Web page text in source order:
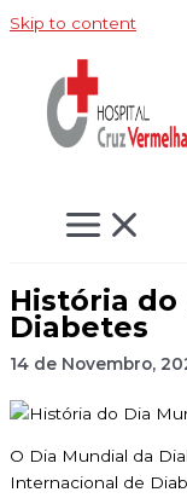
Skip to content
História do
Diabetes
14 de Novembro,
O Dia Mundial da
Internacional de